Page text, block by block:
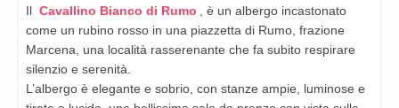
Il Cavallino Bianco di Rumo
, è un albergo incastonato
come un rubino rosso in una piazzetta di Rumo, frazione
Marcena, una località rasserenante che fa subito respirare
silenzio e serenità.
L’albergo è elegante e sobrio, con stanze ampie, luminose e